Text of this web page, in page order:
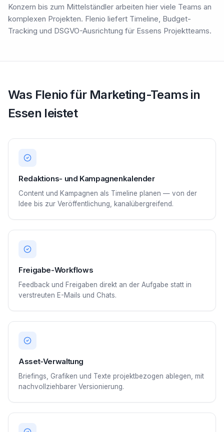
Konzern bis zum Mittelständler arbeiten hier viele Teams an
komplexen Projekten. Flenio liefert Timeline, Budget-
Tracking und DSGVO-Ausrichtung für Essens Projektteams.
Was Flenio für Marketing-Teams in
Essen leistet
Redaktions- und Kampagnenkalender
Content und Kampagnen als Timeline planen — von der
Idee bis zur Veröffentlichung, kanalübergreifend.
Freigabe-Workflows
Feedback und Freigaben direkt an der Aufgabe statt in
verstreuten E-Mails und Chats.
Asset-Verwaltung
Briefings, Grafiken und Texte projektbezogen ablegen, mit
nachvollziehbarer Versionierung.